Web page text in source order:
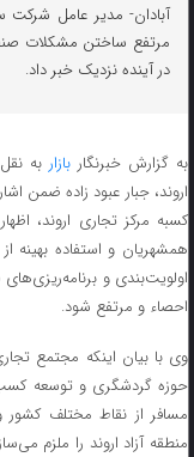
آبادان- مدیر عامل شرکت
مرتفع ساختن مشکلات
در آینده نزدیک خبر داد.
به گزارش خبرنگار بازاربه نقل
اروند، جبار عبود زاده ضمن
کسبه مرکز تجاری اروند،
همشهریان و استفاده بهینه
اولویت‌بندی و برنامه‌ریزی‌های
احصاء و مرتفع شود.
وی با بیان اینکه مجتمع
حوزه گردشگری و توسعه کسب
مسافر از نقاط مختلف
منطقه آزاد اروند را ملزم